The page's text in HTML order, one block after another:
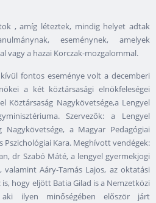
, amíg léteztek, mindig helyet adtak
eseménynek, amelyek
vagy a hazai Korczak-mozgalommal.
fontos eseménye volt a decemberi
a két köztársasági elnökfeleségei
Köztársaság Nagykövetsége,a Lengyel
Szervezők: a Lengyel
Nagykövetsége, a Magyar Pedagógiai
Pszichológiai Kara. Meghívott vendégek:
dr Szabó Máté, a lengyel gyermekjogi
Aáry-Tamás Lajos, az oktatási
hogy eljött Batia Gilad is a Nemzetközi
aki ilyen minőségében először járt